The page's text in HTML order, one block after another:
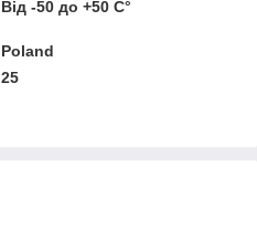
Від -50 до +50 С°
Poland
25